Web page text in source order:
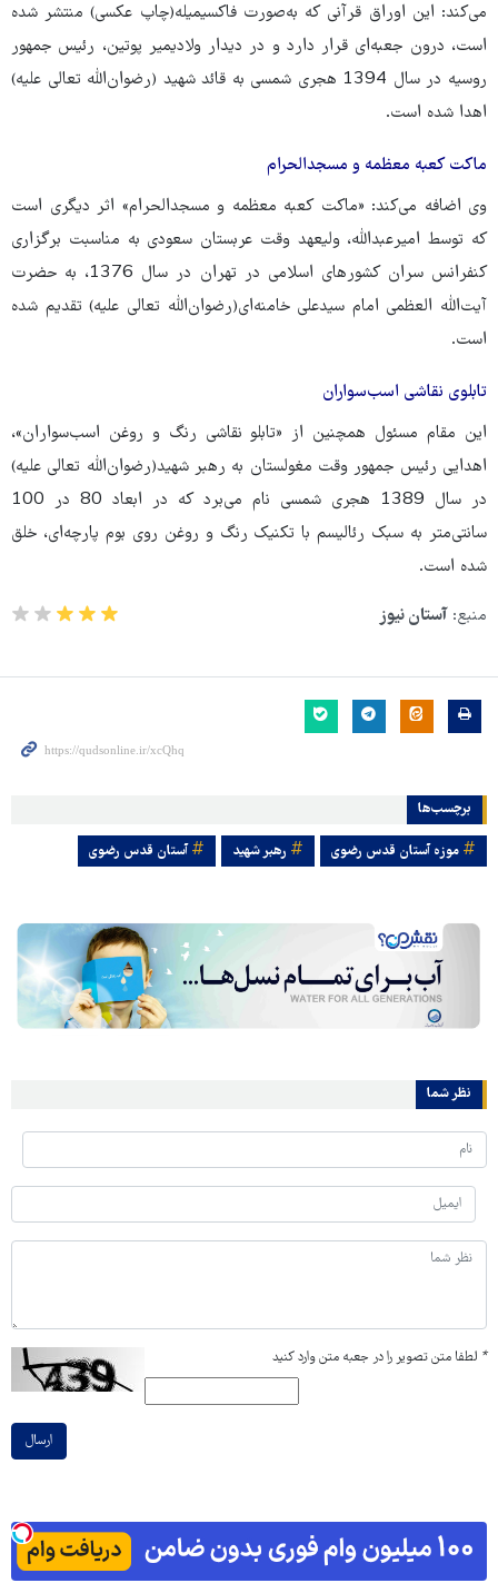
می‌کند: این اوراق قرآنی که به‌صورت فاکسیمیله(چاپ عکسی) منتشر شده
است، درون جعبه‌ای قرار دارد و در دیدار ولادیمیر پوتین، رئیس جمهور
روسیه در سال 1394 هجری شمسی به قائد شهید (رضوان‌الله تعالی علیه)
اهدا شده است.
ماکت کعبه معظمه و مسجدالحرام
وی اضافه می‌کند: «ماکت کعبه معظمه و مسجدالحرام» اثر دیگری است
که توسط امیرعبدالله، ولیعهد وقت عربستان سعودی به مناسبت برگزاری
کنفرانس سران کشورهای اسلامی در تهران در سال 1376، به حضرت
آیت‌الله العظمی امام سیدعلی خامنه‌ای(رضوان‌الله تعالی علیه) تقدیم شده
است.
تابلوی نقاشی اسب‌سواران
این مقام مسئول همچنین از «تابلو نقاشی رنگ و روغن اسب‌سواران»،
اهدایی رئیس جمهور وقت مغولستان به رهبر شهید(رضوان‌الله تعالی علیه)
در سال 1389 هجری شمسی نام می‌برد که در ابعاد 80 در 100
سانتی‌متر به سبک رئالیسم با تکنیک رنگ و روغن روی بوم پارچه‌ای، خلق
شده است.
منبع: آستان نیوز
برچسب‌ها
موزه آستان قدس رضوی رهبر شهید آستان قدس رضوی
نظر شما
* لطفا متن تصویر را در جعبه متن وارد کنید
ارسال